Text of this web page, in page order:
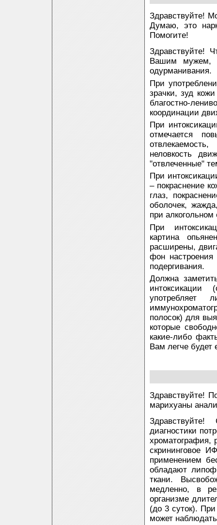
Здравствуйте!
Думаю, это
Помогите!
Здравствуйте!
Вашим мужем,
одурманивания.
При
зрачки, зуд
благостно-
координации
При
отмечается
неловкость
"отвлеченные"
При
– покраснение
глаз,
оболочек,
при алкогольном
При
картина
расширены,
фон
подергивания.
Должна
интоксикации
употребляет
полосок) для
которые
какие-либо
Вам легче будет
Здравствуйте!
марихуаны
диагностики
хроматография,
скрининговое
применением
обладают
ткани.
медленно, в
организме
(до 3 суток).
может